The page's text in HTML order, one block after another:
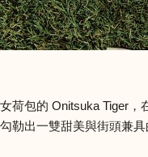
荷包的 Onitsuka Tiger
勒出一雙甜美與街頭兼